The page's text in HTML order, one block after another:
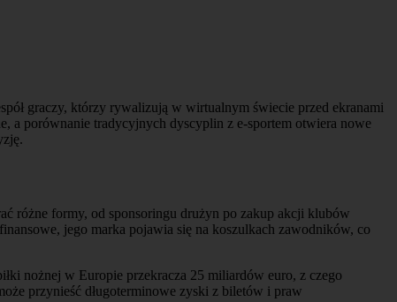
graczy, którzy rywalizują w wirtualnym świecie przed ekranami
a porównanie tradycyjnych dyscyplin z e-sportem otwiera nowe
różne formy, od sponsoringu drużyn po zakup akcji klubów
jego marka pojawia się na koszulkach zawodników, co
nożnej w Europie przekracza 25 miliardów euro, z czego
przynieść długoterminowe zyski z biletów i praw